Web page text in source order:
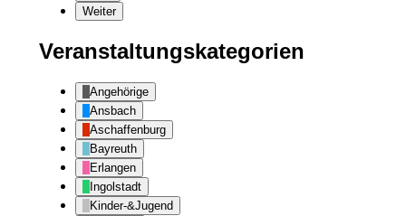
Weiter
Veranstaltungskategorien
Angehörige
Ansbach
Aschaffenburg
Bayreuth
Erlangen
Ingolstadt
Kinder-&Jugend